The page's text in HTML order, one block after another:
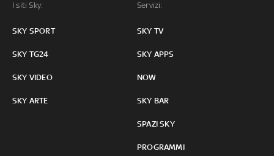
I siti Sky:
SKY SPORT
SKY TG24
SKY VIDEO
SKY ARTE
Servizi:
SKY TV
SKY APPS
NOW
SKY BAR
SPAZI SKY
PROGRAMMI